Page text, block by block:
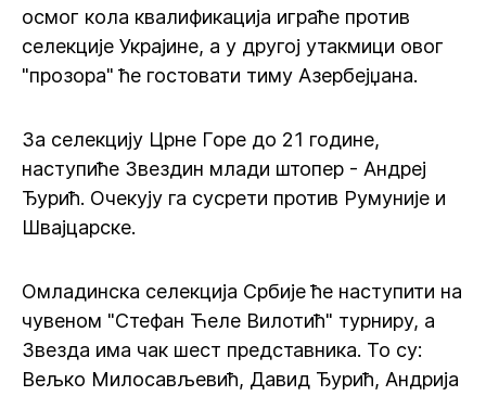
осмог кола квалификација играће против
селекције Украјине, а у другој утакмици овог
"прозора" ће гостовати тиму Азербејџана.
За селекцију Црне Горе до 21 године,
наступиће Звездин млади штопер - Андреј
Ђурић. Очекују га сусрети против Румуније и
Швајцарске.
Омладинска селекција Србије ће наступити на
чувеном "Стефан Ћеле Вилотић" турниру, а
Звезда има чак шест представника. То су:
Вељко Милосављевић, Давид Ђурић, Андрија